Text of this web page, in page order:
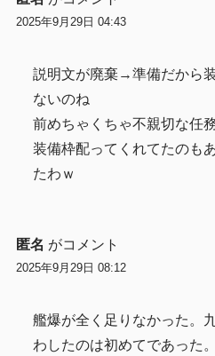
2025年9月29日 04:43
説明文が廃棄→準備だから
ないのね
前めちゃくちゃ不親切な任
装備枠配ってくれてたのも
たわｗ
匿名 がコメント
2025年9月29日 08:12
艦爆が全く足りなかった。
わしたのは初めてであった。